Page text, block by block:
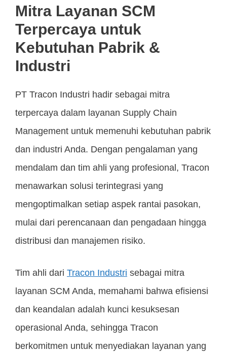
Mitra Layanan SCM
Terpercaya untuk
Kebutuhan Pabrik &
Industri
PT Tracon Industri hadir sebagai mitra
terpercaya dalam layanan Supply Chain
Management untuk memenuhi kebutuhan pabrik
dan industri Anda. Dengan pengalaman yang
mendalam dan tim ahli yang profesional, Tracon
menawarkan solusi terintegrasi yang
mengoptimalkan setiap aspek rantai pasokan,
mulai dari perencanaan dan pengadaan hingga
distribusi dan manajemen risiko.
Tim ahli dari Tracon Industri sebagai mitra
layanan SCM Anda, memahami bahwa efisiensi
dan keandalan adalah kunci kesuksesan
operasional Anda, sehingga Tracon
berkomitmen untuk menyediakan layanan yang